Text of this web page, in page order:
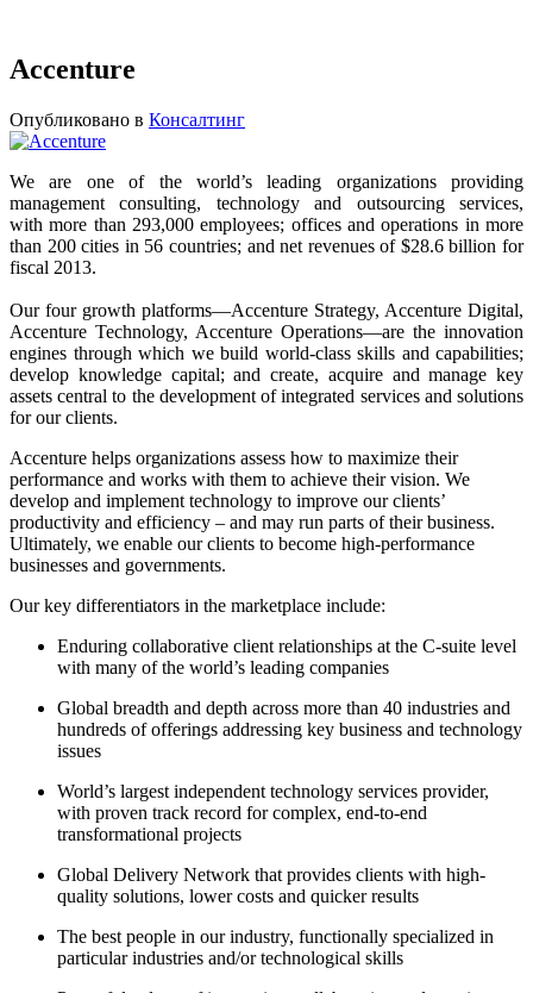
Accenture
Опубликовано в Консалтинг
We are one of the world’s leading organizations providing
management consulting, technology and outsourcing services,
with more than 293,000 employees; offices and operations in more
than 200 cities in 56 countries; and net revenues of $28.6 billion for
fiscal 2013.
Our four growth platforms—Accenture Strategy, Accenture Digital,
Accenture Technology, Accenture Operations—are the innovation
engines through which we build world-class skills and capabilities;
develop knowledge capital; and create, acquire and manage key
assets central to the development of integrated services and solutions
for our clients.
Accenture helps organizations assess how to maximize their
performance and works with them to achieve their vision. We
develop and implement technology to improve our clients’
productivity and efficiency – and may run parts of their business.
Ultimately, we enable our clients to become high-performance
businesses and governments.
Our key differentiators in the marketplace include:
Enduring collaborative client relationships at the C-suite level
with many of the world’s leading companies
Global breadth and depth across more than 40 industries and
hundreds of offerings addressing key business and technology
issues
World’s largest independent technology services provider,
with proven track record for complex, end-to-end
transformational projects
Global Delivery Network that provides clients with high-
quality solutions, lower costs and quicker results
The best people in our industry, functionally specialized in
particular industries and/or technological skills